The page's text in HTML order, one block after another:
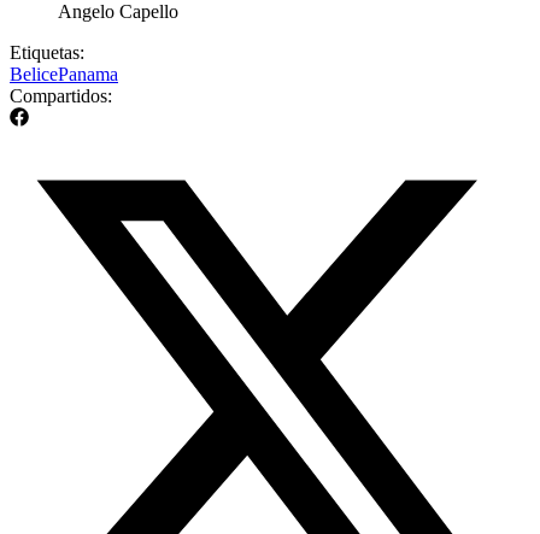
Angelo Capello
Etiquetas:
BelicePanama
Compartidos: